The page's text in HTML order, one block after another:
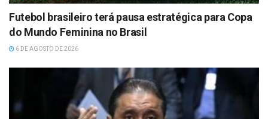
Futebol brasileiro terá pausa estratégica para Copa
do Mundo Feminina no Brasil
6 DE AGOSTO DE 2026